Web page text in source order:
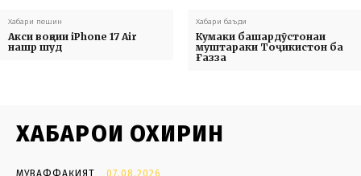
Хабари пешин
Акси воқеии iPhone 17 Air
нашр шуд
Хабари баъди
Кумаки башардӯстонаи
муштараки Тоҷикистон ба
Ғазза
ХАБАРҲОИ ОХИРИН